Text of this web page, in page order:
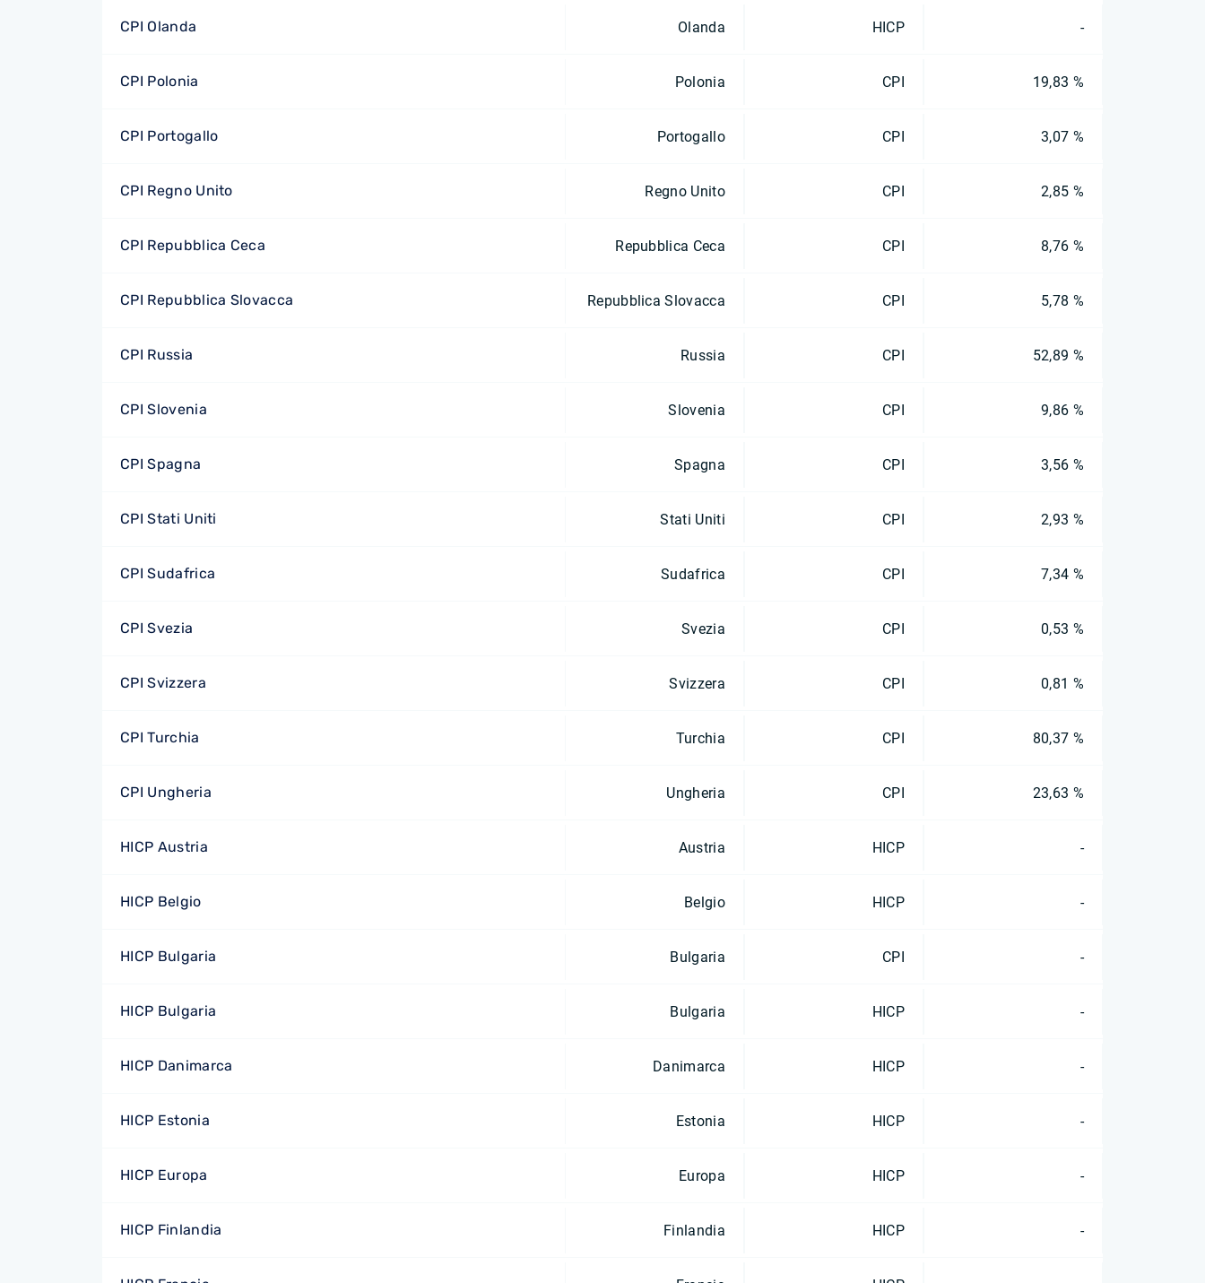
CPI Olanda Olanda HICP -
CPI Polonia Polonia CPI 19,83 %
CPI Portogallo Portogallo CPI 3,07 %
CPI Regno Unito Regno Unito CPI 2,85 %
CPI Repubblica Ceca Repubblica Ceca CPI 8,76 %
CPI Repubblica Slovacca Repubblica Slovacca CPI 5,78 %
CPI Russia Russia CPI 52,89 %
CPI Slovenia Slovenia CPI 9,86 %
CPI Spagna Spagna CPI 3,56 %
CPI Stati Uniti Stati Uniti CPI 2,93 %
CPI Sudafrica Sudafrica CPI 7,34 %
CPI Svezia Svezia CPI 0,53 %
CPI Svizzera Svizzera CPI 0,81 %
CPI Turchia Turchia CPI 80,37 %
CPI Ungheria Ungheria CPI 23,63 %
HICP Austria Austria HICP -
HICP Belgio Belgio HICP -
HICP Bulgaria Bulgaria CPI -
HICP Bulgaria Bulgaria HICP -
HICP Danimarca Danimarca HICP -
HICP Estonia Estonia HICP -
HICP Europa Europa HICP -
HICP Finlandia Finlandia HICP -